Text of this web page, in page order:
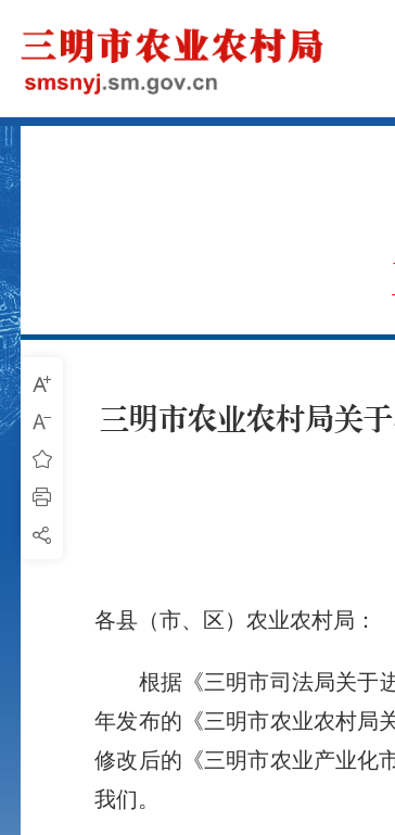
三明市农业农村局关
各县（市、区）农业农村局：
根据《三明市司法局关于
年发布的《三明市农业农村局
修改后的《三明市农业产业化
我们。